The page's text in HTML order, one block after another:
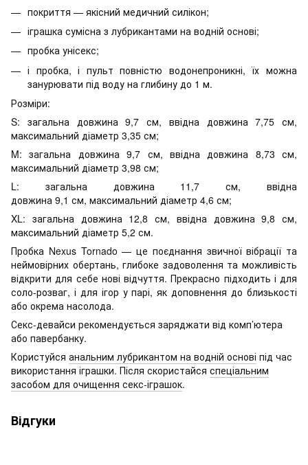
покриття — якісний медичний силікон;
іграшка сумісна з лубрикантами на водній основі;
пробка унісекс;
і пробка, і пульт повністю водонепроникні, їх можна
занурювати під воду на глибину до 1 м.
Розміри:
S: загальна довжина 9,7 см, ввідна довжина 7,75 см,
максимальний діаметр 3,35 см;
M: загальна довжина 9,7 см, ввідна довжина 8,73 см,
максимальний діаметр 3,98 см;
L: загальна довжина 11,7 см, ввідна
довжина 9,1 см, максимальний діаметр 4,6 см;
XL: загальна довжина 12,8 см, ввідна довжина 9,8 см,
максимальний діаметр 5,2 см.
Пробка Nexus Tornado — це поєднання звичної вібрації та
неймовірних обертань, глибоке задоволення та можливість
відкрити для себе нові відчуття. Прекрасно підходить і для
соло-розваг, і для ігор у парі, як доповнення до близькості
або окрема насолода.
Секс-девайси рекомендується заряджати від комп’ютера
або павербанку.
Користуйся анальним лубрикантом на водній основі під час
використання іграшки. Після скористайся спеціальним
засобом для очищення секс-іграшок.
Відгуки